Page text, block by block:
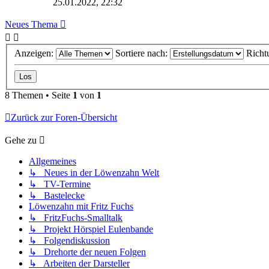
Neues Thema
Anzeigen: Sortiere nach:
8 Themen • Seite 1 von 1
Zurück zur Foren-Übersicht
Gehe zu
Allgemeines
↳ Neues in der Löwenzahn Welt
↳ TV-Termine
↳ Bastelecke
Löwenzahn mit Fritz Fuchs
↳ FritzFuchs-Smalltalk
↳ Projekt Hörspiel Eulenbande
↳ Folgendiskussion
↳ Drehorte der neuen Folgen
↳ Arbeiten der Darsteller